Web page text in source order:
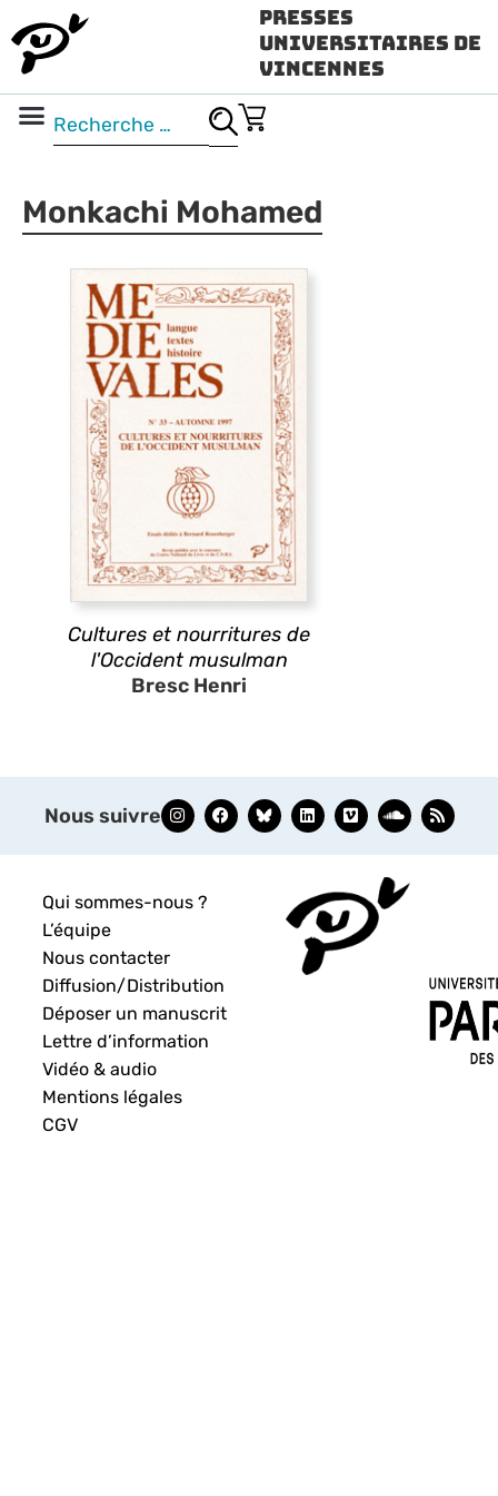
Presses
Universitaires de
Vincennes
Monkachi Mohamed
Cultures et nourritures de
l'Occident musulman
Bresc Henri
Nous suivre
Qui sommes-nous ?
L’équipe
Nous contacter
Diffusion/Distribution
Déposer un manuscrit
Lettre d’information
Vidéo & audio
Mentions légales
CGV